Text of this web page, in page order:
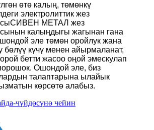
өтө калың, төмөнкү
электролиттик жез
СИВЕН МЕТАЛ жез
калыңдыгы жагынан гана
эле төмөн оройлук жана
бөлүү күчү менен айырмаланат,
бетти жасоо оңой эмескулап
Ошондой эле, биз
талаптарына ылайык
көрсөтө алабыз.
чүйдөсүнө чейин